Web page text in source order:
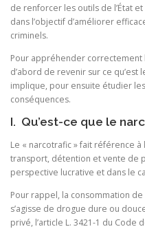
de renforcer les outils de l’État
dans l’objectif d’améliorer
criminels.
Pour appréhender
d’abord de revenir sur ce qu’est
implique, pour ensuite étudier
conséquences.
I. Qu’est-ce que le
Le « narcotrafic » fait référence
transport, détention et vente de
perspective lucrative et dans le
Pour rappel, la consommation
s’agisse de drogue dure ou
privé, l’article L. 3421-1 du